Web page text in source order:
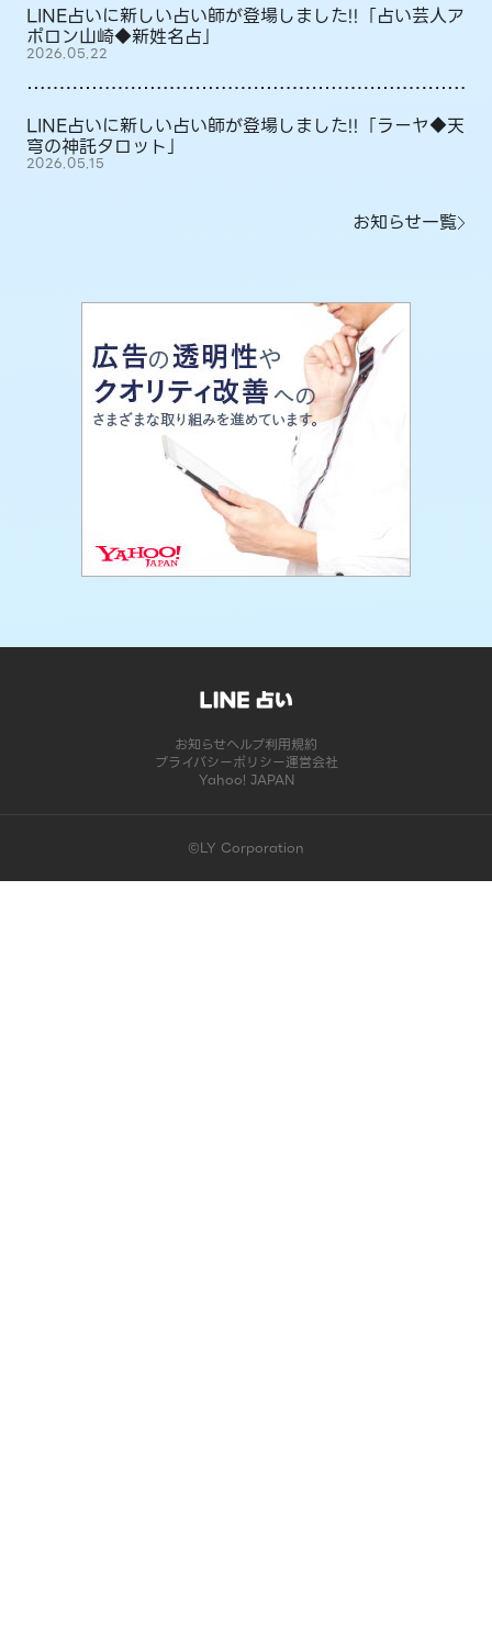
LINE占いに新しい占い師が登場しました!!「占い芸人ア
ポロン山崎◆新姓名占」
2026.05.22
LINE占いに新しい占い師が登場しました!!「ラーヤ◆天
穹の神託タロット」
2026.05.15
お知らせ一覧
お知らせヘルプ利用規約
プライバシーポリシー運営会社
Yahoo! JAPAN
©LY Corporation
このコンテンツは掲載が終了しました | LINE占い